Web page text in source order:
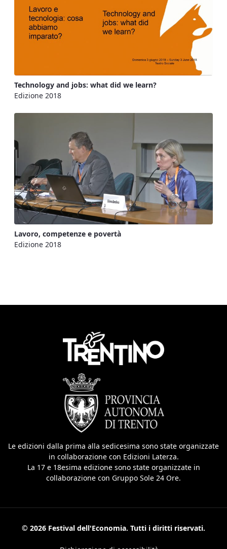
Technology and jobs: what did we learn?
Edizione 2018
Lavoro, competenze e povertà
Edizione 2018
Le edizioni dalla prima alla sedicesima sono state organizzate
in collaborazione con Edizioni Laterza.
La 17 e 18esima edizione sono state organizzate in
collaborazione con Gruppo Sole 24 Ore.
© 2026 Festival dell'Economia. Tutti i diritti riservati.